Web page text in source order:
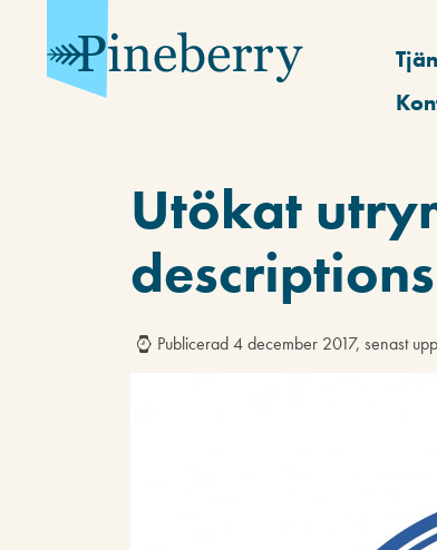
Utökat
Publicerad 4 december 2017, senast